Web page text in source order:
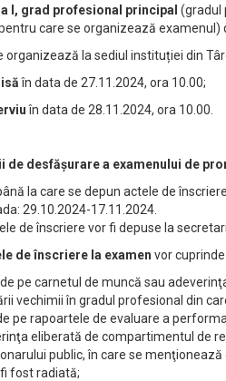
I, grad profesional principal (gradul
care se organizează examenul)
organizează la sediul instituției din
în data de 27.11.2024, ora 10.00;
în data de 28.11.2024, ora 10.00.
de desfășurare a examenului de
la care se depun actele de
29.10.2024-17.11.2024.
de înscriere vor fi depuse la
de înscriere la examen vor
pe carnetul de muncă sau
vechimii în gradul profesional din
pe rapoartele de evaluare a
eliberată de compartimentul de
public, în care se
fost radiată;